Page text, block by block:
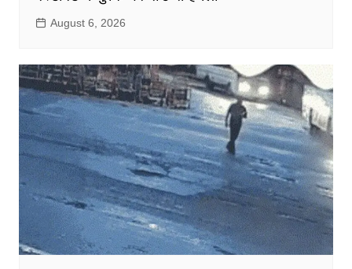
August 6, 2026